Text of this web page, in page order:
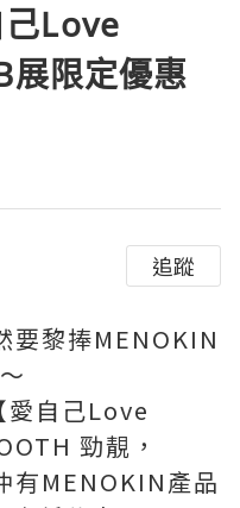
Love
限定優惠
追蹤
要黎捧MENOKIN
愛自己Love
勁靚，
有MENOKIN產品